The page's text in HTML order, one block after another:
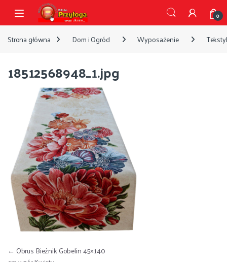
Przejdź do nawigacji
Przejdź do treści
Open 0
Strona główna Dom i Ogród Wyposażenie
18512568948_1.jpg
Nawigacja wpisu
← Obrus Bieżnik Gobelin 45×140